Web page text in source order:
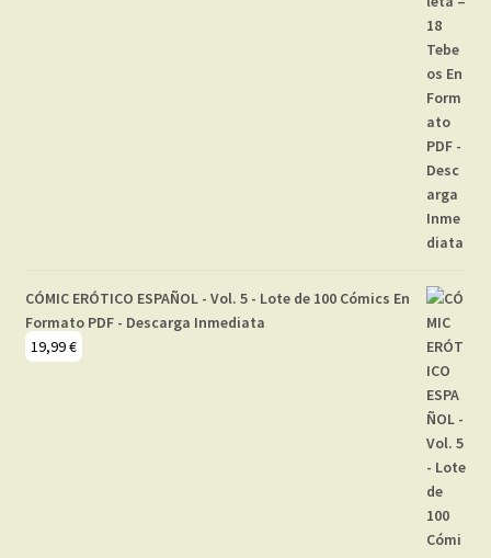
CÓMIC ERÓTICO ESPAÑOL - Vol. 5 - Lote de 100 Cómics En
Formato PDF - Descarga Inmediata
19,99€